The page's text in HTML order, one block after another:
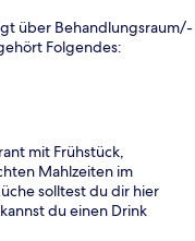
über Behandlungsraum/-
Folgendes:
mit Frühstück,
Mahlzeiten im
solltest du dir hier
du einen Drink